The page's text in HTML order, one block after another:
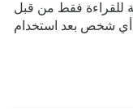
للقراءة فقط من قبل
أي شخص بعد استخدام